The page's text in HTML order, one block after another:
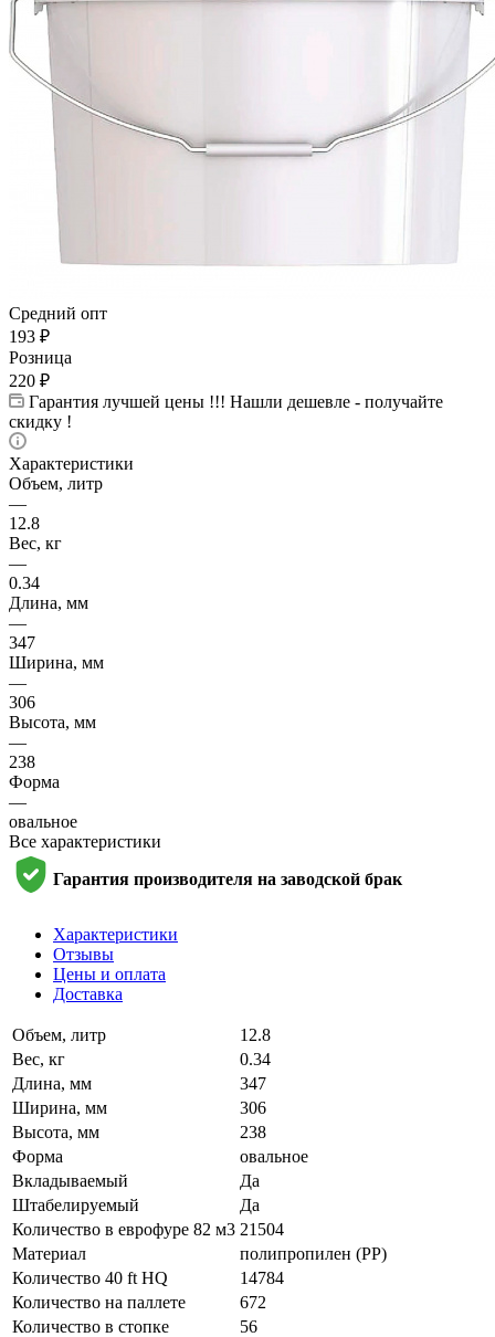
Средний опт
193 ₽
Розница
220 ₽
Гарантия лучшей цены !!! Нашли дешевле - получайте
скидку !
Характеристики
Объем, литр
—
12.8
Вес, кг
—
0.34
Длина, мм
—
347
Ширина, мм
—
306
Высота, мм
—
238
Форма
—
овальное
Все характеристики
Гарантия производителя на заводской брак
Характеристики
Отзывы
Цены и оплата
Доставка
Объем, литр
12.8
Вес, кг
0.34
Длина, мм
347
Ширина, мм
306
Высота, мм
238
Форма
овальное
Вкладываемый
Да
Штабелируемый
Да
Количество в еврофуре 82 м3 21504
Материал
полипропилен (PP)
Количество 40 ft HQ
14784
Количество на паллете
672
Количество в стопке
56